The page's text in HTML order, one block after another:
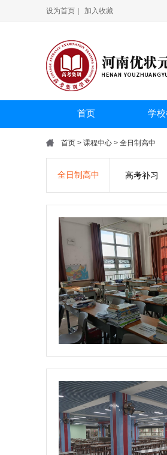
设为首页 加入收藏
首页 学
首页 > 课程中心 > 全日制高中
全日制高中 高考补习